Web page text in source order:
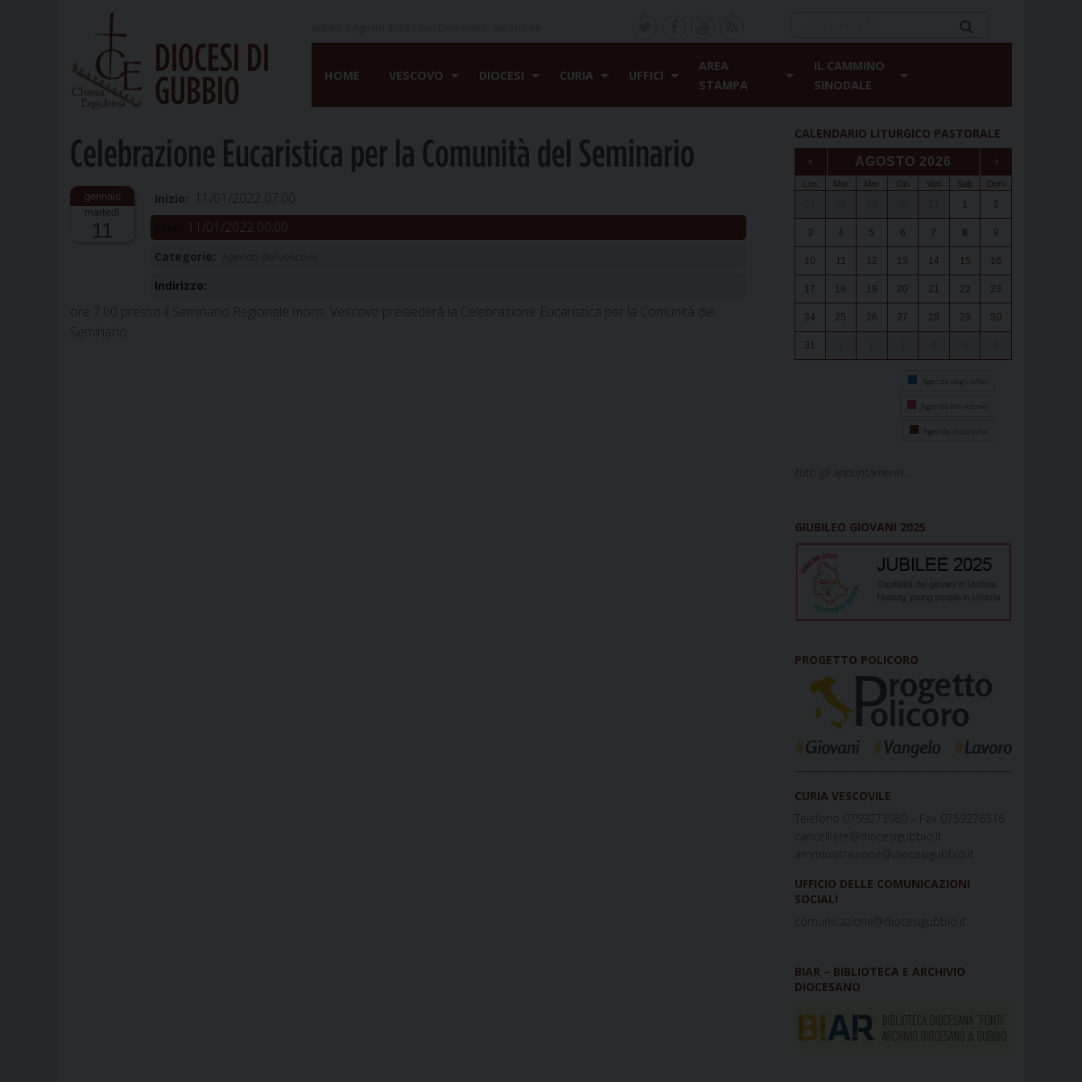
DIOCESI DI
GUBBIO
HOME VESCOVO DIOCESI CURIA UFFICI
AREA
STAMPA
IL CAMMINO
SINODALE
Celebrazione Eucaristica per la Comunità del Seminario
martedì
11
Inizio: 11/01/2022 07:00
11/01/2022 00:00
Categorie:
Indirizzo:
ore 7.00 presso il Seminario Regionale mons. Vescovo presiederà la Celebrazione Eucaristica per la Comunità del
Seminario
CALENDARIO LITURGICO PASTORALE
‹ AGOSTO 2026 ›
Lun Mar Mer Gio Ven Sab Dom
1 2
3 4 5 6 7 8 9
10 11 12 13 14 15 16
17 18 19 20 21 22 23
24 25 26 27 28 29 30
31
Agenda degli uffici
Agenda del vescovo
Agenda diocesana
tutti gli appuntamenti...
GIUBILEO GIOVANI 2025
PROGETTO POLICORO
CURIA VESCOVILE
Telefono 0759273980 – Fax 0759276316
cancelliere@diocesigubbio.it
amministrazione@diocesigubbio.it
UFFICIO DELLE COMUNICAZIONI
SOCIALI
comunicazione@diocesigubbio.it
BIAR – BIBLIOTECA E ARCHIVIO
DIOCESANO